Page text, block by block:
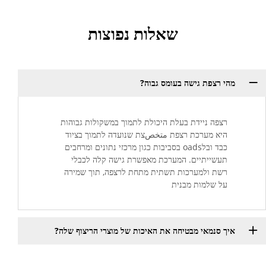
שאלות נפוצות
מהי רצפת גישה בעומס גבוה?
רצפה ניידת בעלת היכולת לתמוך במשקולות גבוהות
היא מערכת רצפת متخصצת שנועדה לתמוך בציוד
כבד ובלoads בסביבות כגון מרכזי נתונים ומרחבים
תעשייתיים. המערכת מאפשרת גישה קלה לכבלי
רשת ולמערכות תשתית מתחת לרצפה, תוך שמירה
על שלמות מבנית
איך סנמאי מבטיחה את האיכות של מוצרי הריצוף שלה?